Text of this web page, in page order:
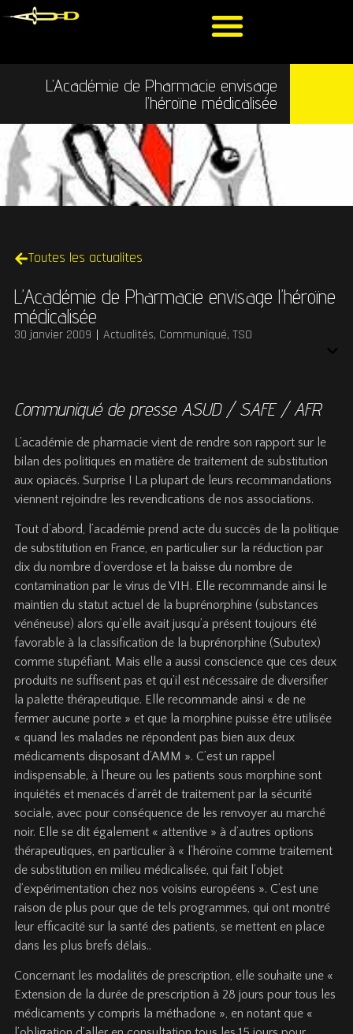
L’Académie de Pharmacie envisage
l’héroïne médicalisée
Toutes les actualites
L’Académie de Pharmacie envisage l’héroïne
médicalisée
30 janvier 2009 Actualités, Communiqué, TSO
Communiqué de presse ASUD / SAFE / AFR
L’académie de pharmacie vient de rendre son rapport sur le
bilan des politiques en matière de traitement de substitution
aux opiacés. Surprise ! La plupart de leurs recommandations
viennent rejoindre les revendications de nos associations.
Tout d’abord, l’académie prend acte du succès de la politique
de substitution en France, en particulier sur la réduction par
dix du nombre d’overdose et la baisse du nombre de
contamination par le virus de VIH. Elle recommande ainsi le
maintien du statut actuel de la buprénorphine (substances
vénéneuse) alors qu’elle avait jusqu’a présent toujours été
favorable à la classification de la buprénorphine (Subutex)
comme stupéfiant. Mais elle a aussi conscience que ces deux
produits ne suffisent pas et qu’il est nécessaire de diversifier
la palette thérapeutique. Elle recommande ainsi « de ne
fermer aucune porte » et que la morphine puisse être utilisée
« quand les malades ne répondent pas bien aux deux
médicaments disposant d’AMM ». C’est un rappel
indispensable, à l’heure ou les patients sous morphine sont
inquiétés et menacés d’arrêt de traitement par la sécurité
sociale, avec pour conséquence de les renvoyer au marché
noir. Elle se dit également « attentive » à d’autres options
thérapeutiques, en particulier à « l’héroïne comme traitement
de substitution en milieu médicalisée, qui fait l’objet
d’expérimentation chez nos voisins européens ». C’est une
raison de plus pour que de tels programmes, qui ont montré
leur efficacité sur la santé des patients, se mettent en place
dans les plus brefs délais..
Concernant les modalités de prescription, elle souhaite une «
Extension de la durée de prescription à 28 jours pour tous les
médicaments y compris la méthadone », en notant que «